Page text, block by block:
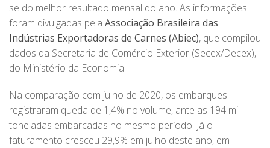
se do melhor resultado mensal do ano. As informações
foram divulgadas pela Associação Brasileira das
Indústrias Exportadoras de Carnes (Abiec), que compilou
dados da Secretaria de Comércio Exterior (Secex/Decex),
do Ministério da Economia.
Na comparação com julho de 2020, os embarques
registraram queda de 1,4% no volume, ante as 194 mil
toneladas embarcadas no mesmo período. Já o
faturamento cresceu 29,9% em julho deste ano, em